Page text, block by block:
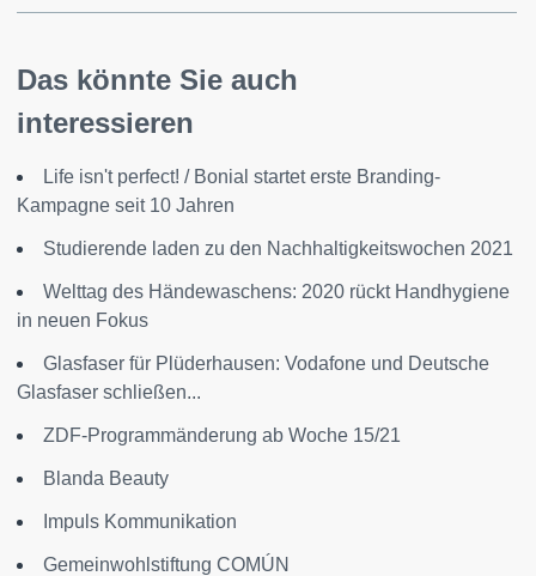
Das könnte Sie auch
interessieren
Life isn't perfect! / Bonial startet erste Branding-
Kampagne seit 10 Jahren
Studierende laden zu den Nachhaltigkeitswochen 2021
Welttag des Händewaschens: 2020 rückt Handhygiene
in neuen Fokus
Glasfaser für Plüderhausen: Vodafone und Deutsche
Glasfaser schließen...
ZDF-Programmänderung ab Woche 15/21
Blanda Beauty
Impuls Kommunikation
Gemeinwohlstiftung COMÚN